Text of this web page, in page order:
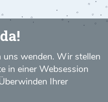
uns wenden. Wir stellen
in einer Websession
Ihrer